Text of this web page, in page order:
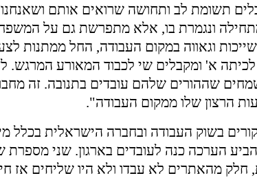
תשומת לב ותחושה שרואים אותם
ונגמרת בו, אלא מתפרשת גם על
וגאווה במקום העבודה, החל ממתנות
א' ומקבלים שי לכבוד המאורע המרגש.
שההורים שלהם עובדים בתנובה. זה
הרצון שלו ממקום העבודה".
בשוק העבודה ובחברה הישראלית בכלל
הערכה כנה לעובדים בארגון. שני
חלק מהאתרים לא עבדו ולא היו שליחים אז